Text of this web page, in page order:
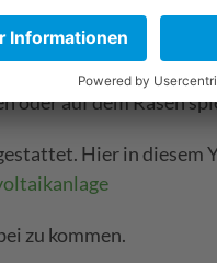
Das heißt, man
oder auf dem Rasen
Hier in diesem
zu kommen.